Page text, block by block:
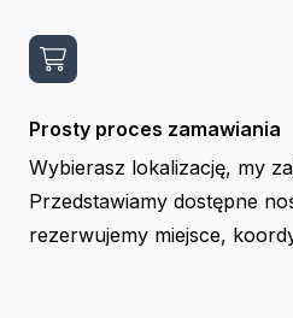
Prosty proces zamawiania
Wybierasz lokalizację, my
Przedstawiamy dostępne
rezerwujemy miejsce,